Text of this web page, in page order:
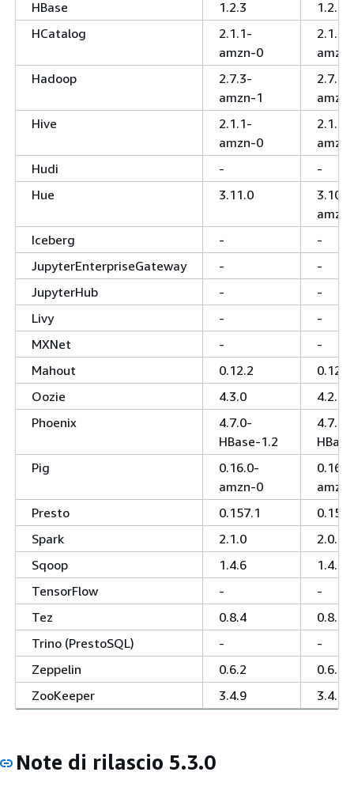
HBase
1.2.3
1.2.3
HCatalog
2.1.1-
amzn-0
2.1.0-
Hadoop
2.7.3-
amzn-1
2.7.3-
Hive
2.1.1-
amzn-0
2.1.0-
Hudi
-
-
Hue
3.11.0
Iceberg
-
-
JupyterEnterpriseGateway
-
-
JupyterHub
-
-
Livy
-
-
MXNet
-
-
Mahout
0.12.2
0.12.2
Oozie
4.3.0
4.2.0
Phoenix
4.7.0-
HBase-1.2
4.7.0-
Pig
0.16.0-
amzn-0
Presto
0.157.1
Spark
2.1.0
2.0.2
Sqoop
1.4.6
1.4.6
TensorFlow
-
-
Tez
0.8.4
0.8.4
Trino (PrestoSQL)
-
-
Zeppelin
0.6.2
0.6.2
ZooKeeper
3.4.9 3.4.9
Note di rilascio 5.3.0